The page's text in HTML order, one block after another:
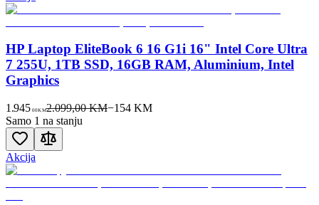
HP Laptop EliteBook 6 16 G1i 16" Intel Core Ultra
7 255U, 1TB SSD, 16GB RAM, Aluminium, Intel
Graphics
1.945 00KM2.099,00 KM−154KM
Samo 1 na stanju
Akcija